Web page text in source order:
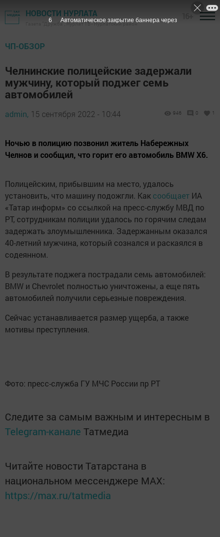
НОВОСТИ НУРЛАТА
Газета "Дружба", Нурлат ТВ - Нурлатский район
ЧП-ОБЗОР
Челнинские полицейские задержали
мужчину, который поджег семь
автомобилей
admin, 15 сентября 2022 - 10:44 946 0 1
Ночью в полицию позвонил житель Набережных
Челнов и сообщил, что горит его автомобиль BMW X6.
Полицейским, прибывшим на место, удалось
установить, что машину подожгли. Как сообщает ИА
«Татар информ» со ссылкой на пресс-службу МВД по
РТ, сотрудникам полиции удалось по горячим следам
задержать злоумышленника. Задержанным оказался
40-летний мужчина, который сознался и раскаялся в
содеянном.
В результате поджега пострадали семь автомобилей:
BMW и Chevrolet полностью уничтожены, а еще пять
автомобилей получили серьезные повреждения.
Сейчас устанавливается размер ущерба, а также
мотивы преступления.
Фото: пресс-служба ГУ МЧС России пр РТ
Следите за самым важным и интересным в
Telegram-канале Татмедиа
Читайте новости Татарстана в
национальном мессенджере MАХ:
https://max.ru/tatmedia
5 Автоматическое закрытие баннера через